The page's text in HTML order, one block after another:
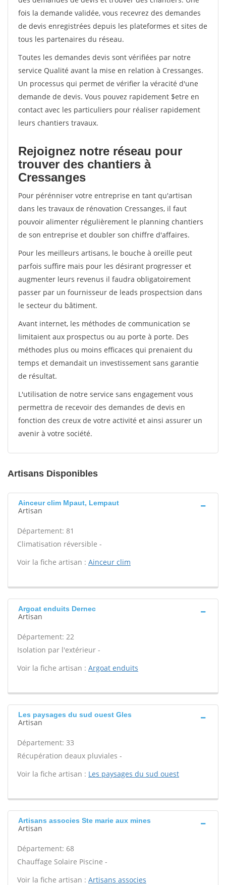
fois la demande validée, vous recevrez des demandes
de devis enregistrées depuis les plateformes et sites de
tous les partenaires du réseau.
Toutes les demandes devis sont vérifiées par notre
service Qualité avant la mise en relation à Cressanges.
Un processus qui permet de vérifier la véracité d'une
demande de devis. Vous pouvez rapidement $etre en
contact avec les particuliers pour réaliser rapidement
leurs chantiers travaux.
Rejoignez notre réseau pour
trouver des chantiers à
Cressanges
Pour pérénniser votre entreprise en tant qu'artisan
dans les travaux de rénovation Cressanges, il faut
pouvoir alimenter régulièrement le planning chantiers
de son entreprise et doubler son chiffre d'affaires.
Pour les meilleurs artisans, le bouche à oreille peut
parfois suffire mais pour les désirant progresser et
augmenter leurs revenus il faudra obligatoirement
passer par un fournisseur de leads prospectsion dans
le secteur du bâtiment.
Avant internet, les méthodes de communication se
limitaient aux prospectus ou au porte à porte. Des
méthodes plus ou moins efficaces qui prenaient du
temps et demandait un investissement sans garantie
de résultat.
L'utilisation de notre service sans engagement vous
permettra de recevoir des demandes de devis en
fonction des creux de votre activité et ainsi assurer un
avenir à votre société.
Artisans Disponibles
Ainceur clim Mpaut, Lempaut
Artisan
Département: 81
Climatisation réversible -
Voir la fiche artisan : Ainceur clim
Argoat enduits Dernec
Artisan
Département: 22
Isolation par l'extérieur -
Voir la fiche artisan : Argoat enduits
Les paysages du sud ouest Gles
Artisan
Département: 33
Récupération deaux pluviales -
Voir la fiche artisan : Les paysages du sud ouest
Artisans associes Ste marie aux mines
Artisan
Département: 68
Chauffage Solaire Piscine -
Voir la fiche artisan : Artisans associes